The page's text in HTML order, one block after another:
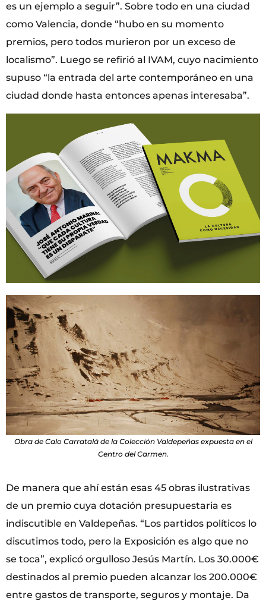
es un ejemplo a seguir”. Sobre todo en una ciudad
como Valencia, donde “hubo en su momento
premios, pero todos murieron por un exceso de
localismo”. Luego se refirió al IVAM, cuyo nacimiento
supuso “la entrada del arte contemporáneo en una
ciudad donde hasta entonces apenas interesaba”.
Obra de Calo Carratalá de la Colección Valdepeñas expuesta en el
Centro del Carmen.
De manera que ahí están esas 45 obras ilustrativas
de un premio cuya dotación presupuestaria es
indiscutible en Valdepeñas. “Los partidos políticos lo
discutimos todo, pero la Exposición es algo que no
se toca”, explicó orgulloso Jesús Martín. Los 30.000€
destinados al premio pueden alcanzar los 200.000€
entre gastos de transporte, seguros y montaje. Da